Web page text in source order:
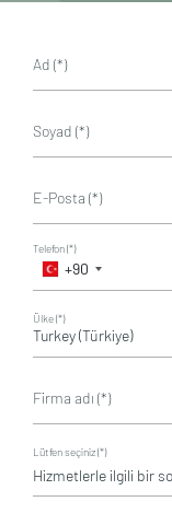
Ad (*)
Soyad (*)
E-Posta (*)
+90
Telefon (*)
Ülke (*)
Firma adı (*)
Lütfen seçiniz (*)